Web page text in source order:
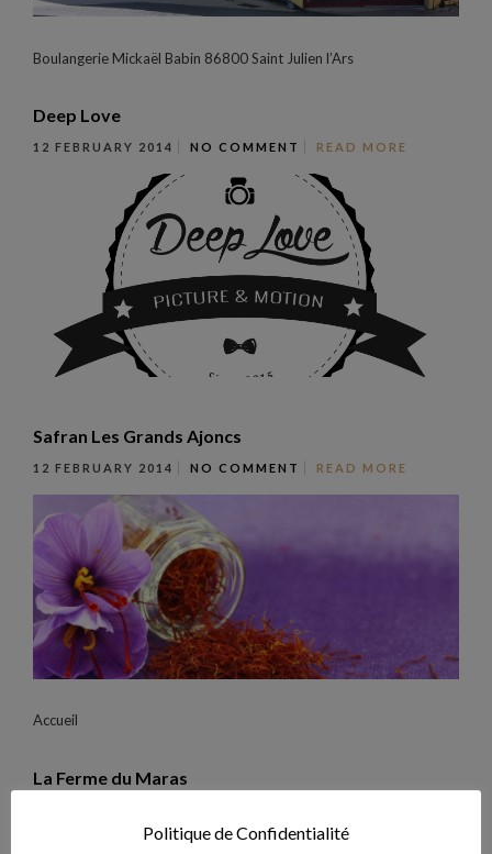
Boulangerie Mickaël Babin 86800 Saint Julien l’Ars
Deep Love
12 FEBRUARY 2014 NO COMMENT READ MORE
Safran Les Grands Ajoncs
12 FEBRUARY 2014 NO COMMENT READ MORE
Accueil
La Ferme du Maras
Politique de Confidentialité